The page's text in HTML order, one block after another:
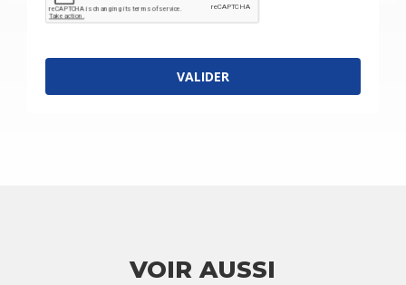
VALIDER
VOIR AUSSI